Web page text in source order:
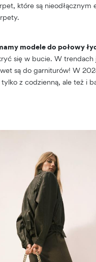
które są
modele do połowy
się w bucie. W trendach
są do garniturów! W
z codzienną, ale też i